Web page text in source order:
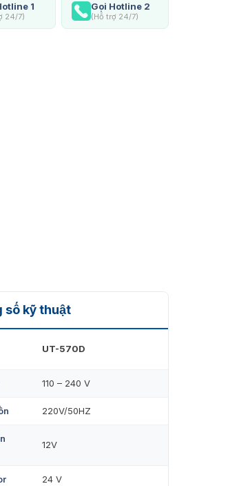
1
24/7)
Gọi Hotline 2
(Hỗ trợ 24/7)
số kỹ thuật
UT-570D
110 – 240 V
220V/50HZ
12V
24 V